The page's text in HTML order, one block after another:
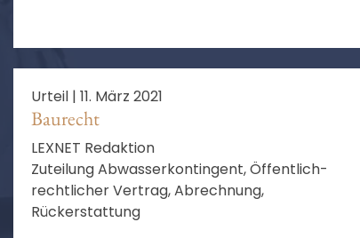
Urteil | 11. März 2021
Baurecht
LEXNET Redaktion
Zuteilung Abwasserkontingent, Öffentlich-
rechtlicher Vertrag, Abrechnung,
Rückerstattung